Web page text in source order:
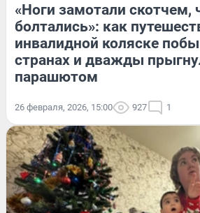
«Ноги замотали скотчем,
болтались»: как
инвалидной коляске
странах и дважды
парашютом
26 февраля, 2026, 15:00 927 1